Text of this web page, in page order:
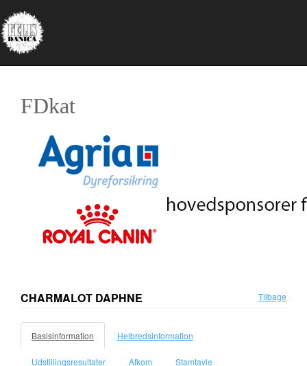
FDkat
CHARMALOT DAPHNE Tilbage
Basisinformation Helbredsinformation
Udstillingsresultater Afkom Stamtavle